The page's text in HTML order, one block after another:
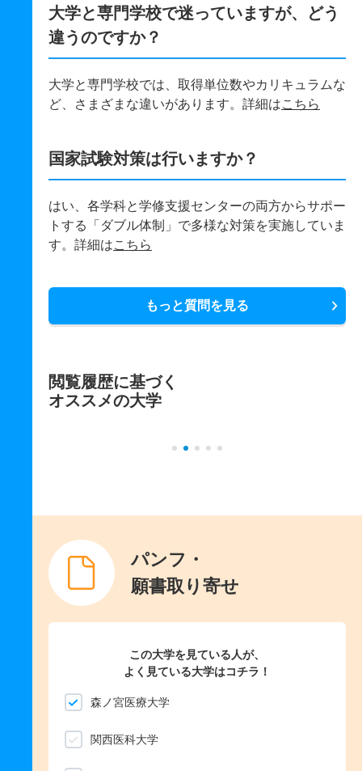
大学と専門学校で迷っていますが、どう
違うのですか？
大学と専門学校では、取得単位数やカリキュラムな
ど、さまざまな違いがあります。詳細はこちら
国家試験対策は行いますか？
はい、各学科と学修支援センターの両方からサポー
トする「ダブル体制」で多様な対策を実施していま
す。詳細はこちら
もっと質問を見る
閲覧履歴に基づく
オススメの大学
パンフ・
願書取り寄せ
この大学を見ている人が、
よく見ている大学はコチラ！
森ノ宮医療大学
関西医科大学